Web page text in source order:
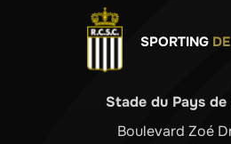
SPORTING
Stade du Pays de
Boulevard Zoé